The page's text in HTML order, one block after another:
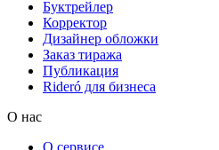
Буктрейлер
Корректор
Дизайнер обложки
Заказ тиража
Публикация
Rideró для бизнеса
О нас
О сервисе